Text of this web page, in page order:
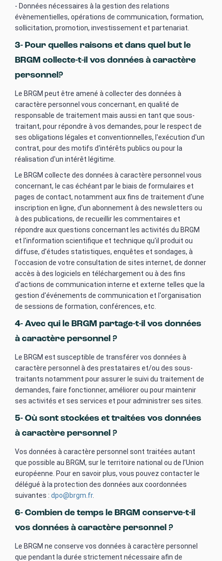
- Données nécessaires à la gestion des relations
évènementielles, opérations de communication, formation,
sollicitation, promotion, investissement et partenariat.
3- Pour quelles raisons et dans quel but le
BRGM collecte-t-il vos données à caractère
personnel?
Le BRGM peut être amené à collecter des données à
caractère personnel vous concernant, en qualité de
responsable de traitement mais aussi en tant que sous-
traitant, pour répondre à vos demandes, pour le respect de
ses obligations légales et conventionnelles, l'exécution d'un
contrat, pour des motifs d'intérêts publics ou pour la
réalisation d'un intérêt légitime.
Le BRGM collecte des données à caractère personnel vous
concernant, le cas échéant par le biais de formulaires et
pages de contact, notamment aux fins de traitement d'une
inscription en ligne, d'un abonnement à des newsletters ou
à des publications, de recueillir les commentaires et
répondre aux questions concernant les activités du BRGM
et l'information scientifique et technique qu'il produit ou
diffuse, d'études statistiques, enquêtes et sondages, à
l'occasion de votre consultation de sites internet, de donner
accès à des logiciels en téléchargement ou à des fins
d'actions de communication interne et externe telles que la
gestion d'événements de communication et l'organisation
de sessions de formation, conférences, etc.
4- Avec qui le BRGM partage-t-il vos données
à caractère personnel ?
Le BRGM est susceptible de transférer vos données à
caractère personnel à des prestataires et/ou des sous-
traitants notamment pour assurer le suivi du traitement de
demandes, faire fonctionner, améliorer ou pour maintenir
ses activités et ses services et pour administrer ses sites.
5- Où sont stockées et traitées vos données
à caractère personnel ?
Vos données à caractère personnel sont traitées autant
que possible au BRGM, sur le territoire national ou de l’Union
européenne. Pour en savoir plus, vous pouvez contacter le
délégué à la protection des données aux coordonnées
suivantes : dpo@brgm.fr.
6- Combien de temps le BRGM conserve-t-il
vos données à caractère personnel ?
Le BRGM ne conserve vos données à caractère personnel
que pendant la durée strictement nécessaire afin de